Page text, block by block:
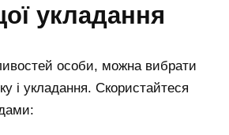
укладання
особи, можна вибрати
і укладання. Скористайтеся